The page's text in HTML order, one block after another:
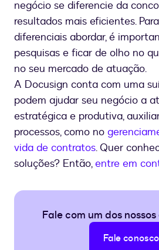
negócio se diferencie da
resultados mais eficientes.
diferenciais abordar, é
pesquisas e ficar de olho no
no seu mercado de atuação.
A Docusign conta com uma
podem ajudar seu negócio a
estratégica e produtiva,
processos, como no
vida de contratos. Quer
soluções? Então,entre em
Fale com um dos
Fale conosco